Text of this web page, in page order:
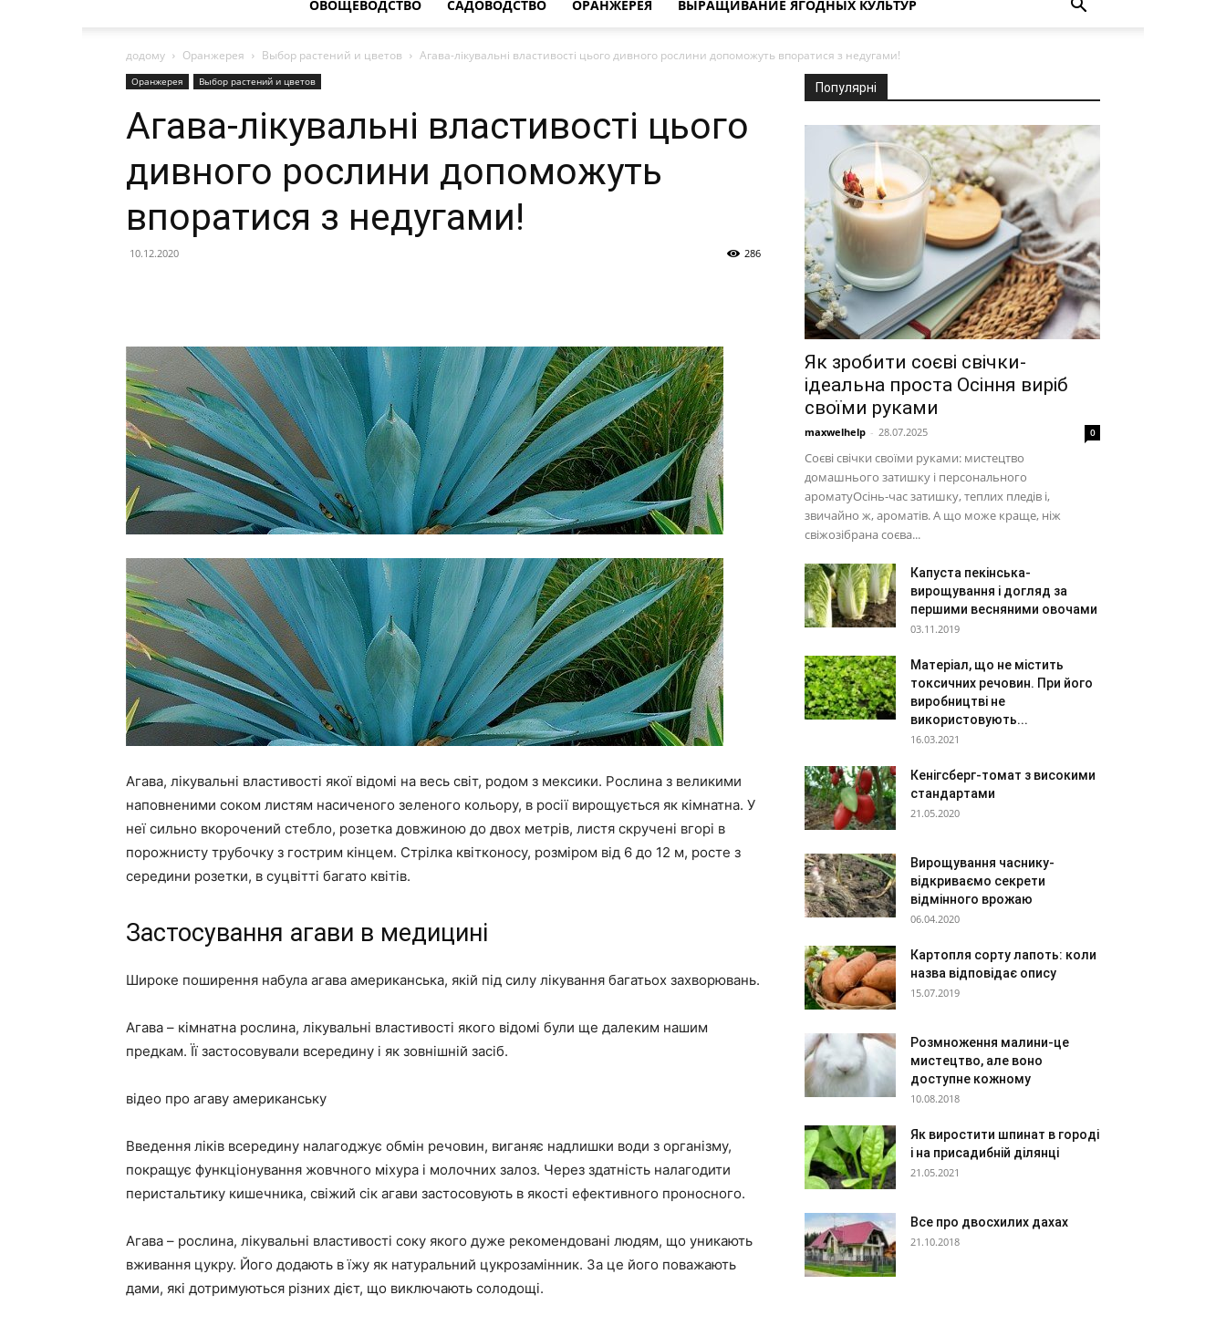
ОВОЩЕВОДСТВО САДОВОДСТВО ОРАНЖЕРЕЯ ВЫРАЩИВАНИЕ ЯГОДНЫХ КУЛЬТУР
додому Оранжерея Выбор растений и цветов Агава-лікувальні властивості цього дивного рослини допоможуть впоратися з недугами!
Оранжерея Выбор растений и цветов
Агава-лікувальні властивості цього
дивного рослини допоможуть
впоратися з недугами!
10.12.2020 286
Агава, лікувальні властивості якої відомі на весь світ, родом з мексики. Рослина з великими
наповненими соком листям насиченого зеленого кольору, в росії вирощується як кімнатна. У
неї сильно вкорочений стебло, розетка довжиною до двох метрів, листя скручені вгорі в
порожнисту трубочку з гострим кінцем. Стрілка квітконосу, розміром від 6 до 12 м, росте з
середини розетки, в суцвітті багато квітів.
Застосування агави в медицині
Широке поширення набула агава американська, якій під силу лікування багатьох захворювань.
Агава – кімнатна рослина, лікувальні властивості якого відомі були ще далеким нашим
предкам. Її застосовували всередину і як зовнішній засіб.
відео про агаву американську
Введення ліків всередину налагоджує обмін речовин, виганяє надлишки води з організму,
покращує функціонування жовчного міхура і молочних залоз. Через здатність налагодити
перистальтику кишечника, свіжий сік агави застосовують в якості ефективного проносного.
Агава – рослина, лікувальні властивості соку якого дуже рекомендовані людям, що уникають
вживання цукру. Його додають в їжу як натуральний цукрозамінник. За це його поважають
дами, які дотримуються різних дієт, що виключають солодощі.
Популярні
Як зробити соєві свічки-
ідеальна проста Осіння виріб
своїми руками
maxwelhelp - 28.07.2025 0
Соєві свічки своїми руками: мистецтво
домашнього затишку і персонального
ароматуОсінь-час затишку, теплих пледів і,
звичайно ж, ароматів. А що може краще, ніж
свіжозібрана соєва...
Капуста пекінська-
вирощування і догляд за
першими весняними овочами
03.11.2019
Матеріал, що не містить
токсичних речовин. При його
виробництві не
використовують...
16.03.2021
Кенігсберг-томат з високими
стандартами
21.05.2020
Вирощування часнику-
відкриваємо секрети
відмінного врожаю
06.04.2020
Картопля сорту лапоть: коли
назва відповідає опису
15.07.2019
Розмноження малини-це
мистецтво, але воно
доступне кожному
10.08.2018
Як виростити шпинат в городі
і на присадибній ділянці
21.05.2021
Все про двосхилих дахах
21.10.2018